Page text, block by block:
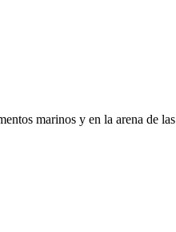
marinos y en la arena de las